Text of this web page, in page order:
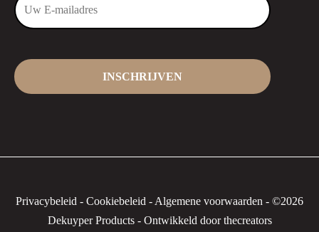
Privacybeleid - Cookiebeleid - Algemene voorwaarden - ©2026
Dekuyper Products - Ontwikkeld door thecreators